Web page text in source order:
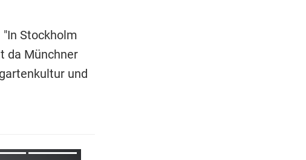
Stockholm
da Münchner
und